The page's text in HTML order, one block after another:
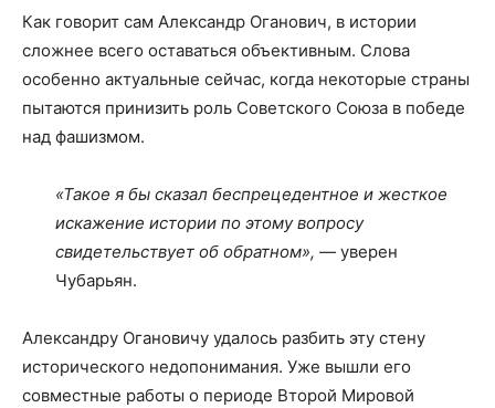
Как говорит сам Александр Оганович, в истории
сложнее всего оставаться объективным. Слова
особенно актуальные сейчас, когда некоторые страны
пытаются принизить роль Советского Союза в победе
над фашизмом.
«Такое я бы сказал беспрецедентное и жесткое
искажение истории по этому вопросу
свидетельствует об обратном», — уверен
Чубарьян.
Александру Огановичу удалось разбить эту стену
исторического недопонимания. Уже вышли его
совместные работы о периоде Второй Мировой